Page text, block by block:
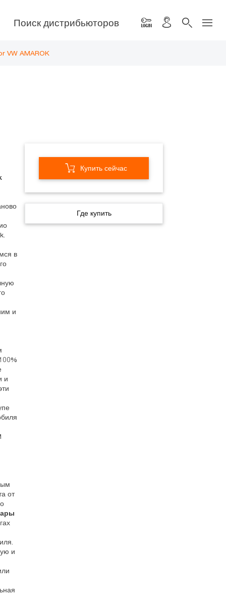
Поиск дистрибьюторов
VW AMAROK
в
и
и
от
и
Купить сейчас
Где купить